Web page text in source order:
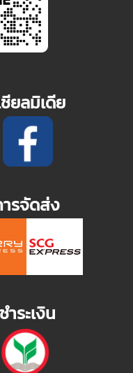
ยลมิเดีย
จัดส่ง
เงิน